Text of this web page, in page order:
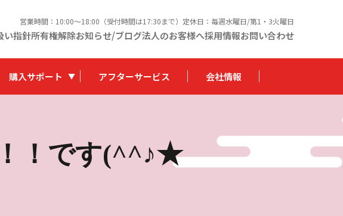
営業時間：10:00〜18:00（受付時間は17:30まで）定休日：毎週水曜日/第1・3火曜日
い指針所有権解除お知らせ/ブログ法人のお客様へ採用情報お問い合わせ
購入サポート アフターサービス 会社情報
！です(^^♪★